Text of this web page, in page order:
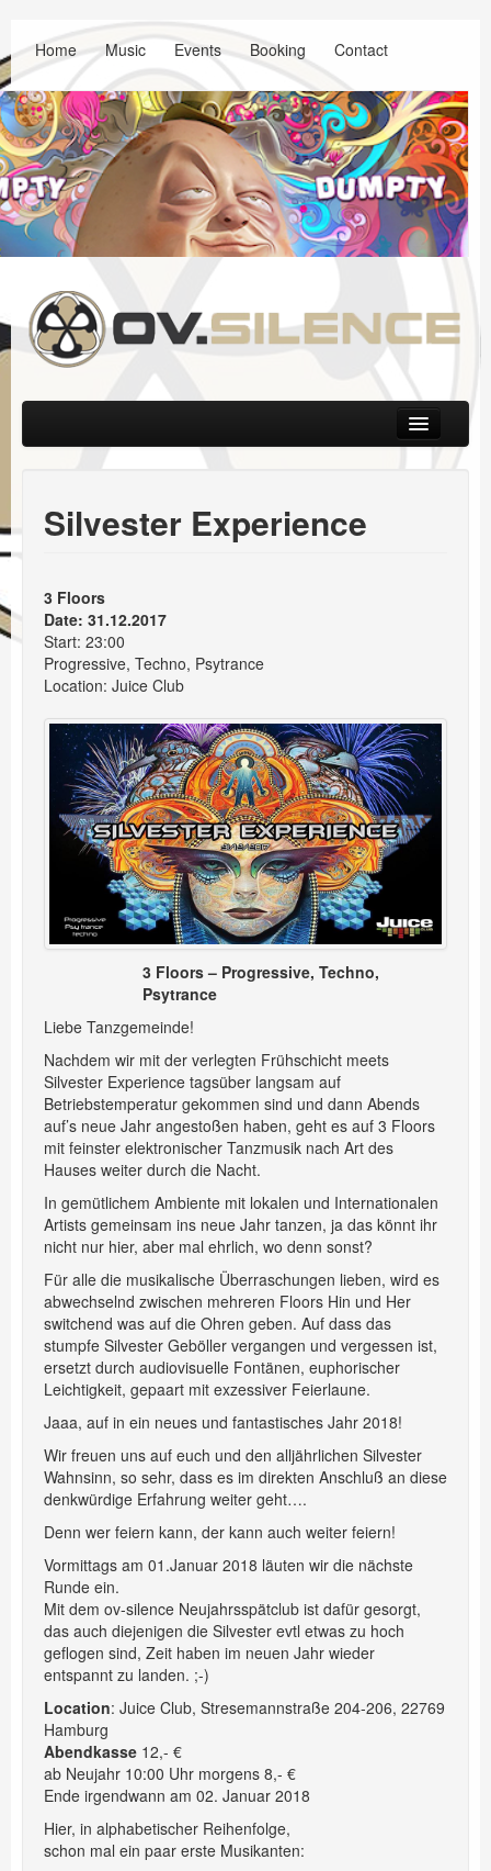
Home Music Events Booking Contact
Skip to primary content
Skip to secondary content
Music
Silvester Experience
3 Floors
Date: 31.12.2017
Start: 23:00
Progressive, Techno, Psytrance
Location: Juice Club
3 Floors – Progressive, Techno,
Psytrance
Liebe Tanzgemeinde!
Nachdem wir mit der verlegten Frühschicht meets
Silvester Experience tagsüber langsam auf
Betriebstemperatur gekommen sind und dann Abends
auf’s neue Jahr angestoßen haben, geht es auf 3 Floors
mit feinster elektronischer Tanzmusik nach Art des
Hauses weiter durch die Nacht.
In gemütlichem Ambiente mit lokalen und Internationalen
Artists gemeinsam ins neue Jahr tanzen, ja das könnt ihr
nicht nur hier, aber mal ehrlich, wo denn sonst?
Für alle die musikalische Überraschungen lieben, wird es
abwechselnd zwischen mehreren Floors Hin und Her
switchend was auf die Ohren geben. Auf dass das
stumpfe Silvester Geböller vergangen und vergessen ist,
ersetzt durch audiovisuelle Fontänen, euphorischer
Leichtigkeit, gepaart mit exzessiver Feierlaune.
Jaaa, auf in ein neues und fantastisches Jahr 2018!
Wir freuen uns auf euch und den alljährlichen Silvester
Wahnsinn, so sehr, dass es im direkten Anschluß an diese
denkwürdige Erfahrung weiter geht….
Denn wer feiern kann, der kann auch weiter feiern!
Vormittags am 01.Januar 2018 läuten wir die nächste
Runde ein.
Mit dem ov-silence Neujahrsspätclub ist dafür gesorgt,
das auch diejenigen die Silvester evtl etwas zu hoch
geflogen sind, Zeit haben im neuen Jahr wieder
entspannt zu landen. ;-)
Location: Juice Club, Stresemannstraße 204-206, 22769
Hamburg
Abendkasse 12,- €
ab Neujahr 10:00 Uhr morgens 8,- €
Ende irgendwann am 02. Januar 2018
Hier, in alphabetischer Reihenfolge,
schon mal ein paar erste Musikanten: